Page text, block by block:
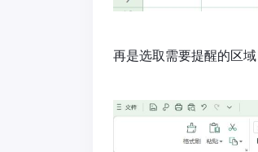
再是选取需要提醒的区